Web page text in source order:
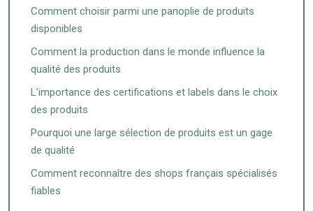
Comment choisir parmi une panoplie de produits
disponibles
Comment la production dans le monde influence la
qualité des produits
L’importance des certifications et labels dans le choix
des produits
Pourquoi une large sélection de produits est un gage
de qualité
Comment reconnaître des shops français spécialisés
fiables